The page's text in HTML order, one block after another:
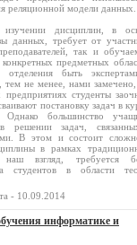
реляционной модели данных.
дисциплин, в
данных, требует от
так и
предметных
отделения быть
тем не менее, нами
студенты
постановку задач в
большинство
решении задач,
В этом и состоит
в рамках
взгляд, требуется
студентов в области
- 10.09.2014
информатике и